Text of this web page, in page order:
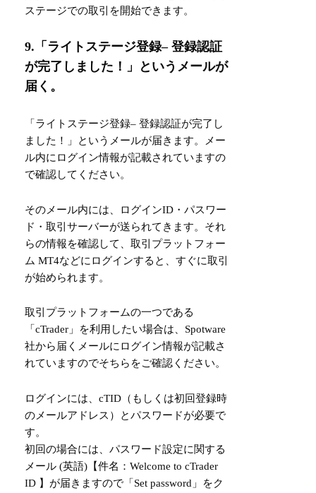
ステージでの取引を開始できます。
9.「ライトステージ登録– 登録認証
が完了しました！」というメールが
届く。
「ライトステージ登録– 登録認証が完了し
ました！」というメールが届きます。メー
ル内にログイン情報が記載されていますの
で確認してください。
そのメール内には、ログインID・パスワー
ド・取引サーバーが送られてきます。それ
らの情報を確認して、取引プラットフォー
ム MT4などにログインすると、すぐに取引
が始められます。
取引プラットフォームの一つである
「cTrader」を利用したい場合は、Spotware
社から届くメールにログイン情報が記載さ
れていますのでそちらをご確認ください。
ログインには、cTID（もしくは初回登録時
のメールアドレス）とパスワードが必要で
す。
初回の場合には、パスワード設定に関する
メール (英語)【件名：Welcome to cTrader
ID 】が届きますので「Set password」をク